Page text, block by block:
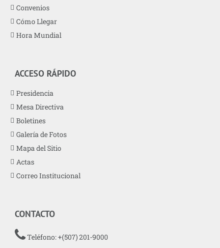
Convenios
Cómo Llegar
Hora Mundial
ACCESO RÁPIDO
Presidencia
Mesa Directiva
Boletines
Galería de Fotos
Mapa del Sitio
Actas
Correo Institucional
CONTACTO
Teléfono: +(507) 201-9000